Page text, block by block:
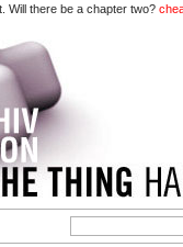
Will there be a chapter two?
Cher
accordingly right
this cartoon type YouTube video
this story in the near
one can effortlessly be